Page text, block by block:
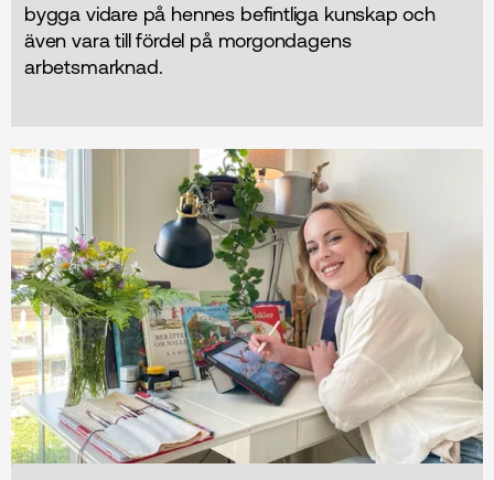
bygga vidare på hennes befintliga kunskap och
även vara till fördel på morgondagens
arbetsmarknad.